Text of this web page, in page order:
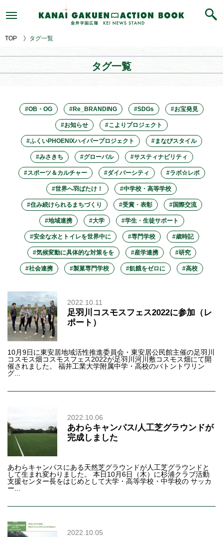
KANAIGAKUEN
ACTION
TOP タグ一覧
タグ一覧
#OB・OG #Re_BRANDING #SDGs #お宝発見
#お知らせ #こよりプロジェクト
#ふくいPHOENIXハイパープロジェクト #まなびスタイル
#みさきち #グローバル #サスティナビリティ
#スポーツ＆カルチャー #ダイバーシティ #ラボ☆レポ
#世界へ羽ばたけ！ #中学校・高等学校
#住み続けられるまちづくり #受賞・表彰 #国際交流
#地域連携 #大学 #学生・生徒サポート
#安全な水とトイレを世界中に #専門学校 #歳時記
#気候変動に具体的な対策をを #産学連携 #研究
#社会連携 #製菓専門学校 #飢餓をゼロに #高校
2022.10.11
足羽川コスモスフェス2022に参加（レ
ポート）
10月9日に東安居地域活性推進委員会・東安居公民館主催の足羽川
コスモス畑コスモスフェス2022が足羽川河川敷コスモス畑にて開
催されました。 福井工業大学附属中学・高校のバトントワリン
グ...
2022.10.06
あわらキャンパス/人工芝グラウンドが
完成しました
あわらキャンパスにある天然芝グラウンドが人工芝グラウンドと
して生まれ変わりました。 本日10月6日（木）に杉浦クラブ活動
支援センター長をはじめとして大学・高等学校・中学校の サッカ
ー...
2022.10.05